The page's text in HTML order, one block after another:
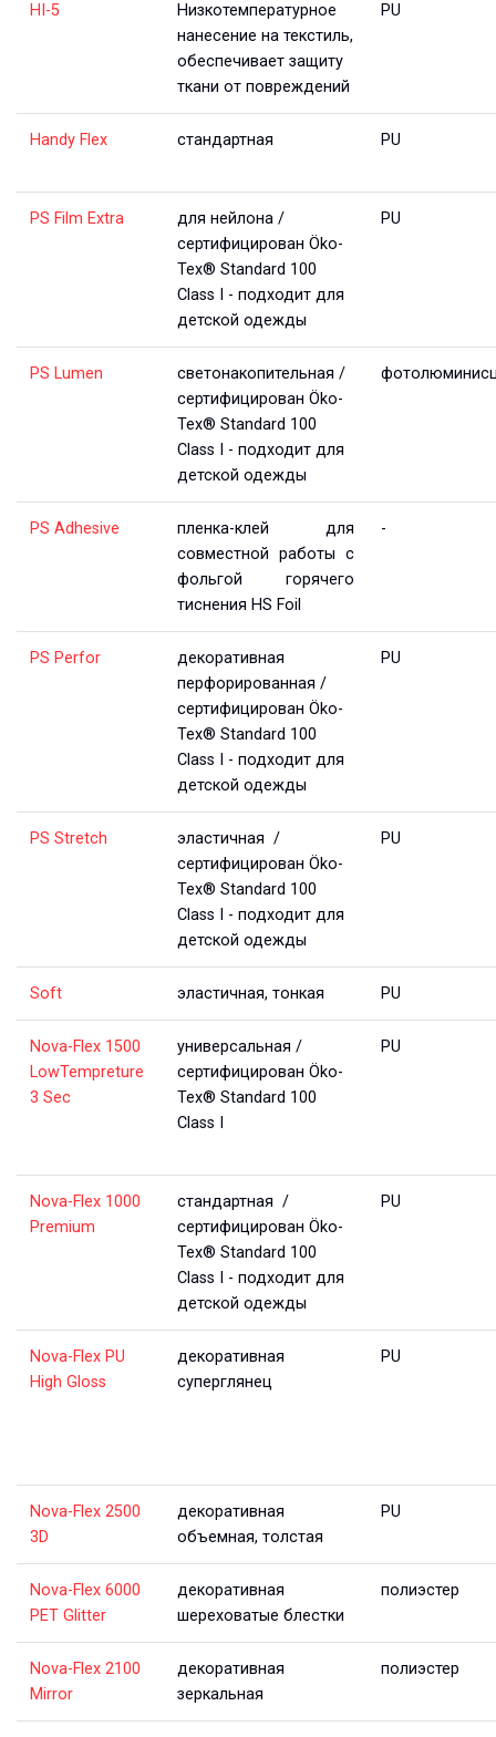
HI-5
Низкотемпературное
нанесение на текстиль,
обеспечивает защиту
ткани от повреждений
PU
Handy Flex стандартная PU
PS Film Extra
для нейлона /
сертифицирован Öko-
Tex® Standard 100
Class I - подходит для
детской одежды
PU
PS Lumen
светонакопительная /
сертифицирован Öko-
Tex® Standard 100
Class I - подходит для
детской одежды
PS Adhesive
пленка-клей для
совместной работы с
фольгой горячего
тиснения HS Foil
-
PS Perfor
декоративная
перфорированная /
сертифицирован Öko-
Tex® Standard 100
Class I - подходит для
детской одежды
PU
PS Stretch
эластичная /
сертифицирован Öko-
Tex® Standard 100
Class I - подходит для
детской одежды
PU
Soft эластичная, тонкая PU
Nova-Flex 1500
LowTempreture
3 Sec
универсальная /
сертифицирован Öko-
Tex® Standard 100
Class I
PU
Nova-Flex 1000
Premium
стандартная /
сертифицирован Öko-
Tex® Standard 100
Class I - подходит для
детской одежды
PU
Nova-Flex PU
High Gloss
декоративная
суперглянец
PU
Nova-Flex 2500
3D
декоративная
объемная, толстая
PU
Nova-Flex 6000
PET Glitter
декоративная
шереховатые блестки
полиэстер
Nova-Flex 2100
Mirror
декоративная
зеркальная
полиэстер